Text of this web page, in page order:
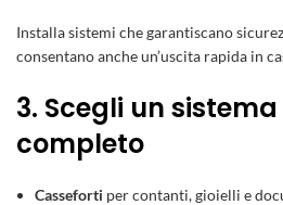
Installa sistemi che garantiscano
consentano anche un’uscita rapida in
3. Scegli un
completo
Casseforti per contanti, gioielli e